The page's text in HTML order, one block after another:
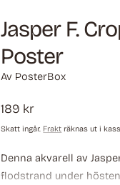
Jasper F.
Poster
Av PosterBox
Ordinarie
pris
189 kr
Skatt ingår. Frakt räknas ut i
Denna akvarell av
flodstrand under